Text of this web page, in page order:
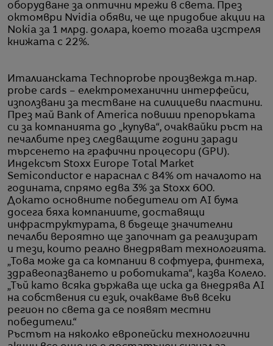
оборудване за оптични мрежи в света. През
октомври Nvidia обяви, че ще придобие акции на
Nokia за 1 млрд. долара, което тогава изстреля
книжата с 22%.
Италианската Technoprobe произвежда т.нар.
probe cards – електромеханични интерфейси,
използвани за тестване на силициеви пластини.
През май Bank of America повиши препоръката
си за компанията до „купува“, очаквайки ръст на
печалбите през следващите години заради
търсенето на графични процесори (GPU).
Индексът Stoxx Europe Total Market
Semiconductor е нараснал с 84% от началото на
годината, спрямо едва 3% за Stoxx 600.
Докато основните победители от AI бума
досега бяха компаниите, доставящи
инфраструктурата, в бъдеще значителни
печалби вероятно ще започнат да реализират
и тези, които реално внедряват технологията.
„Това може да са компании в софтуера, финтеха,
здравеопазването и роботиката“, казва Колело.
„Тъй като всяка държава ще иска да внедрява AI
на собствения си език, очакваме във всеки
регион по света да се появят местни
победители.“
Ръстът на няколко европейски технологични